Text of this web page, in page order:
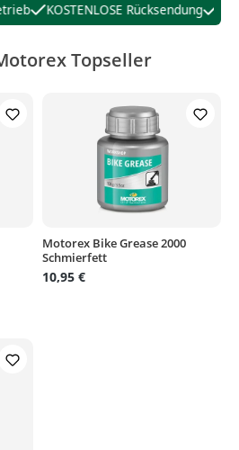
KOSTENLOSE Rücksendung 30
Topseller
von 5 von 5 Sternen
Motorex Bike Grease 2000
Schmierfett
10,95 €